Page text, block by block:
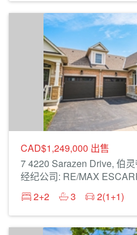
CAD$1,249,000 出售
7 4220 Sarazen Drive, 伯
经纪公司: RE/MAX
2+2
3 2(1+1)